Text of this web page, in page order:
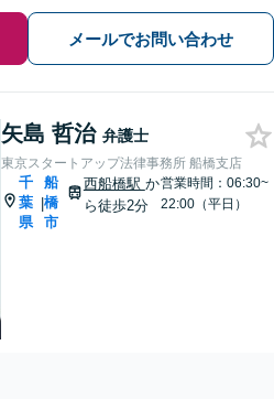
メールでお問い合わせ
矢島 哲治 弁護士
東京スタートアップ法律事務所 船橋支店
千
葉
県
|
船
橋
市
西船橋駅 か
ら徒歩2分
営業時間：06:30~
22:00（平日）